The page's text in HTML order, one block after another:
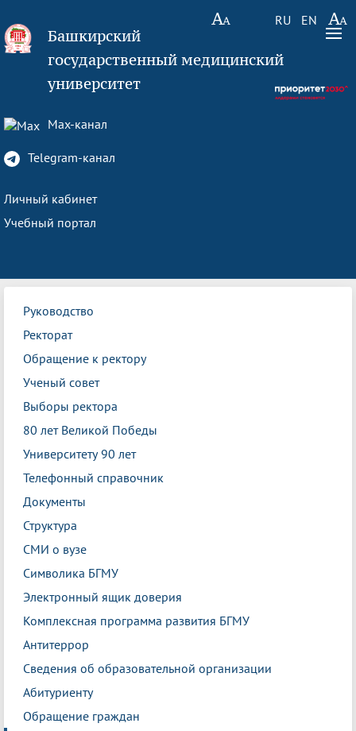
RU EN
Башкирский
государственный медицинский
университет
Max-канал
Telegram-канал
Личный кабинет
Учебный портал
Руководство
Ректорат
Обращение к ректору
Ученый совет
Выборы ректора
80 лет Великой Победы
Университету 90 лет
Телефонный справочник
Документы
Структура
СМИ о вузе
Символика БГМУ
Электронный ящик доверия
Комплексная программа развития БГМУ
Антитеррор
Сведения об образовательной организации
Абитуриенту
Обращение граждан